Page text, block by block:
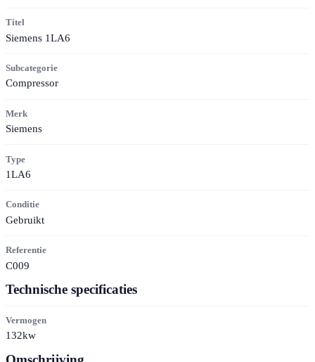
Titel
Siemens 1LA6
Subcategorie
Compressor
Merk
Siemens
Type
1LA6
Conditie
Gebruikt
Referentie
C009
Technische specificaties
Vermogen
132kw